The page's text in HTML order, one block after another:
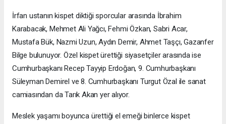
İrfan ustanın kispet diktiği sporcular arasında İbrahim
Karabacak, Mehmet Ali Yağcı, Fehmi Özkan, Sabri Acar,
Mustafa Bük, Nazmi Uzun, Aydın Demir, Ahmet Taşçı, Gazanfer
Bilge bulunuyor. Özel kispet ürettiği siyasetçiler arasında ise
Cumhurbaşkanı Recep Tayyip Erdoğan, 9. Cumhurbaşkanı
Süleyman Demirel ve 8. Cumhurbaşkanı Turgut Özal ile sanat
camiasından da Tarık Akan yer alıyor.
Meslek yaşamı boyunca ürettiği el emeği binlerce kispet